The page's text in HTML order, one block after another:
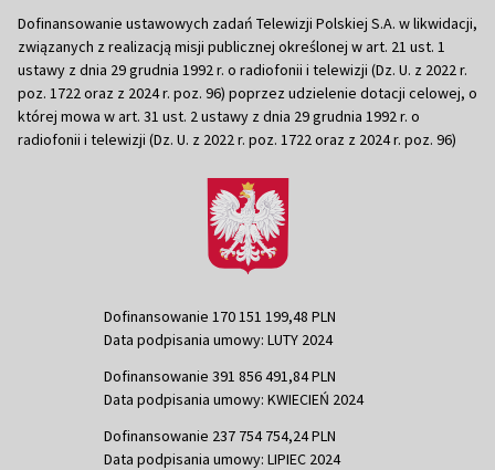
Dofinansowanie ustawowych zadań Telewizji Polskiej S.A. w likwidacji,
związanych z realizacją misji publicznej określonej w art. 21 ust. 1
ustawy z dnia 29 grudnia 1992 r. o radiofonii i telewizji (Dz. U. z 2022 r.
poz. 1722 oraz z 2024 r. poz. 96) poprzez udzielenie dotacji celowej, o
której mowa w art. 31 ust. 2 ustawy z dnia 29 grudnia 1992 r. o
radiofonii i telewizji (Dz. U. z 2022 r. poz. 1722 oraz z 2024 r. poz. 96)
Dofinansowanie 170 151 199,48 PLN
Data podpisania umowy: LUTY 2024
Dofinansowanie 391 856 491,84 PLN
Data podpisania umowy: KWIECIEŃ 2024
Dofinansowanie 237 754 754,24 PLN
Data podpisania umowy: LIPIEC 2024